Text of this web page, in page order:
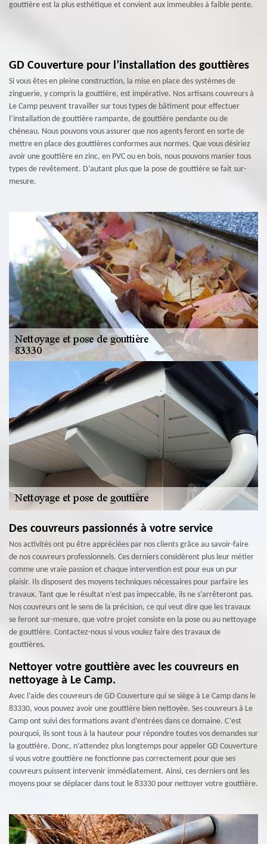
gouttière est la plus esthétique et convient aux immeubles à faible pente.
GD Couverture pour l’installation des gouttières
Si vous êtes en pleine construction, la mise en place des systèmes de
zinguerie, y compris la gouttière, est impérative. Nos artisans couvreurs à
Le Camp peuvent travailler sur tous types de bâtiment pour effectuer
l’installation de gouttière rampante, de gouttière pendante ou de
chéneau. Nous pouvons vous assurer que nos agents feront en sorte de
mettre en place des gouttières conformes aux normes. Que vous désiriez
avoir une gouttière en zinc, en PVC ou en bois, nous pouvons manier tous
types de revêtement. D’autant plus que la pose de gouttière se fait sur-
mesure.
Des couvreurs passionnés à votre service
Nos activités ont pu être appréciées par nos clients grâce au savoir-faire
de nos couvreurs professionnels. Ces derniers considèrent plus leur métier
comme une vraie passion et chaque intervention est pour eux un pur
plaisir. Ils disposent des moyens techniques nécessaires pour parfaire les
travaux. Tant que le résultat n’est pas impeccable, ils ne s’arrêteront pas.
Nos couvreurs ont le sens de la précision, ce qui veut dire que les travaux
se feront sur-mesure, que votre projet consiste en la pose ou au nettoyage
de gouttière. Contactez-nous si vous voulez faire des travaux de
gouttières.
Nettoyer votre gouttière avec les couvreurs en
nettoyage à Le Camp.
Avec l’aide des couvreurs de GD Couverture qui se siège à Le Camp dans le
83330, vous pouvez avoir une gouttière bien nettoyée. Ses couvreurs à Le
Camp ont suivi des formations avant d’entrées dans ce domaine. C’est
pourquoi, ils sont tous à la hauteur pour répondre toutes vos demandes sur
la gouttière. Donc, n’attendez plus longtemps pour appeler GD Couverture
si vous votre gouttière ne fonctionne pas correctement pour que ses
couvreurs puissent intervenir immédiatement. Ainsi, ces derniers ont les
moyens pour se déplacer dans tout le 83330 pour nettoyer votre gouttière.